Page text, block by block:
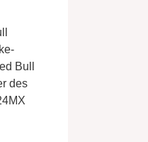
Bull
des